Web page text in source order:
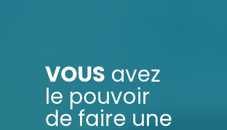
VOUS avez
le pouvoir
de faire une